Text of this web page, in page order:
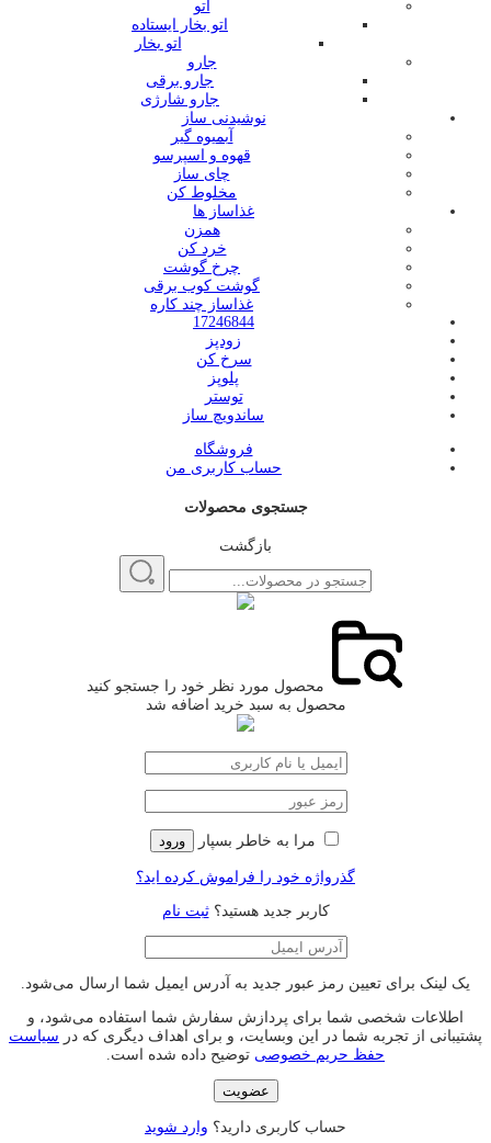
اتو
اتو بخار ایستاده
اتو بخار
جارو
جارو برقی
جارو شارژی
نوشیدنی ساز
آبمیوه گیر
قهوه و اسپرسو
چای ساز
مخلوط کن
غذاساز ها
همزن
خرد کن
چرخ گوشت
گوشت کوب برقی
غذاساز چند کاره
17246844
زودپز
سرخ کن
پلوپز
توستر
ساندویچ ساز
فروشگاه
حساب کاربری من
جستجوی محصولات
بازگشت
محصول مورد نظر خود را جستجو کنید
محصول به سبد خرید اضافه شد
مرا به خاطر بسپار ورود
گذرواژه خود را فراموش کرده اید؟
کاربر جدید هستید؟ثبت نام
یک لینک برای تعیین رمز عبور جدید به آدرس ایمیل شما ارسال می‌شود.
اطلاعات شخصی شما برای پردازش سفارش شما استفاده می‌شود، و
پشتیبانی از تجربه شما در این وبسایت، و برای اهداف دیگری که در سیاست
حفظ حریم خصوصی توضیح داده شده است.
عضویت
حساب کاربری دارید؟ وارد شوید